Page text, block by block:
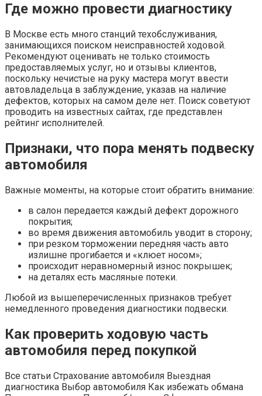
Где можно провести диагностику
В Москве есть много станций техобслуживания,
занимающихся поиском неисправностей ходовой.
Рекомендуют оценивать не только стоимость
предоставляемых услуг, но и отзывы клиентов,
поскольку нечистые на руку мастера могут ввести
автовладельца в заблуждение, указав на наличие
дефектов, которых на самом деле нет. Поиск советуют
проводить на известных сайтах, где представлен
рейтинг исполнителей.
Признаки, что пора менять подвеску
автомобиля
Важные моменты, на которые стоит обратить внимание:
в салон передается каждый дефект дорожного
покрытия;
во время движения автомобиль уводит в сторону;
при резком торможении передняя часть авто
излишне прогибается и «клюет носом»;
происходит неравномерный износ покрышек;
на деталях есть масляные потеки.
Любой из вышеперечисленных признаков требует
немедленного проведения диагностики подвески.
Как проверить ходовую часть
автомобиля перед покупкой
Все статьи Страхование автомобиля Выездная
диагностика Выбор автомобиля Как избежать обмана